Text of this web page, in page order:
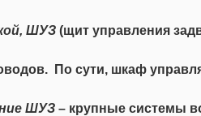
ШУЗ (щит управления
По сути, шкаф
ШУЗ – крупные системы